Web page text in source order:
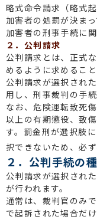
略式命令請求（略式
加害者の処罰が決ま
加害者の刑事手続に
２．公判請求
公判請求とは、正式
めるように求めるこ
公判請求が選択され
用し、刑事裁判の手
なお、危険運転致死
以上の有期懲役、致
す。罰金刑が選択肢
択できないため、必
２．公判手続の
公判請求が選択され
が行われます。
通常は、裁判官のみ
で起訴された場合だ